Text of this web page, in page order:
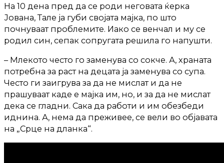
На 10 дена пред да се роди неговата ќерка
Јована, Тале ја губи својата мајка, по што
почнуваат проблемите. Иако се венчал и му се
родил син, сепак сопругата решила го напушти.
– Млекото често го заменува со сокче. А, храната
потребна за раст на децата ја заменува со супа.
Често ги заигрува за да не мислат и да не
прашуваат каде е мајка им, но, и за да не мислат
дека се гладни. Сака да работи и им обезбеди
иднина. А, нема да преживее, се вели во објавата
на „Срце на дланка“.